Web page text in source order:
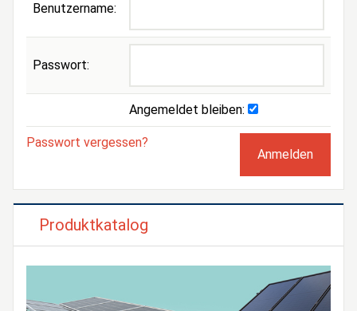
Benutzername:
Passwort:
Angemeldet bleiben:
Passwort vergessen?
Produktkatalog